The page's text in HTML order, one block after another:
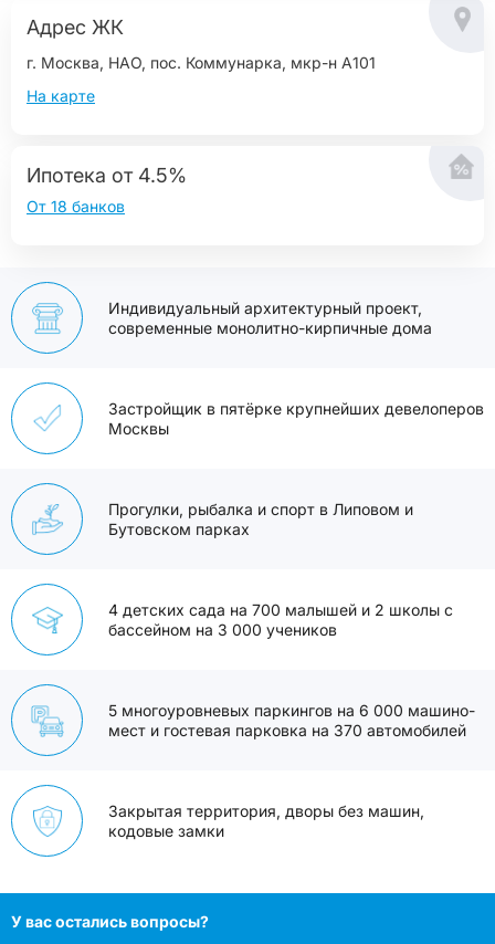
Адрес ЖК
г. Москва, НАО, пос. Коммунарка, мкр-н А101
На карте
Ипотека от 4.5%
От 18 банков
Индивидуальный архитектурный проект,
современные монолитно-кирпичные дома
Застройщик в пятёрке крупнейших девелоперов
Москвы
Прогулки, рыбалка и спорт в Липовом и
Бутовском парках
4 детских сада на 700 малышей и 2 школы с
бассейном на 3 000 учеников
5 многоуровневых паркингов на 6 000 машино-
мест и гостевая парковка на 370 автомобилей
Закрытая территория, дворы без машин,
кодовые замки
У вас остались вопросы?